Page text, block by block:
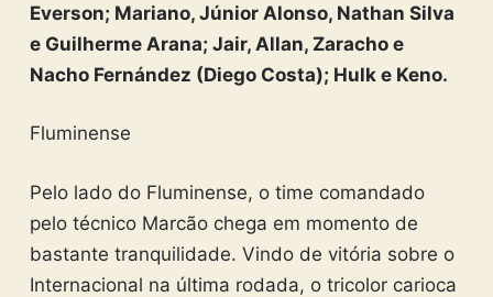
Everson; Mariano, Júnior Alonso, Nathan Silva
e Guilherme Arana; Jair, Allan, Zaracho e
Nacho Fernández (Diego Costa); Hulk e Keno.
Fluminense
Pelo lado do Fluminense, o time comandado
pelo técnico Marcão chega em momento de
bastante tranquilidade. Vindo de vitória sobre o
Internacional na última rodada, o tricolor carioca